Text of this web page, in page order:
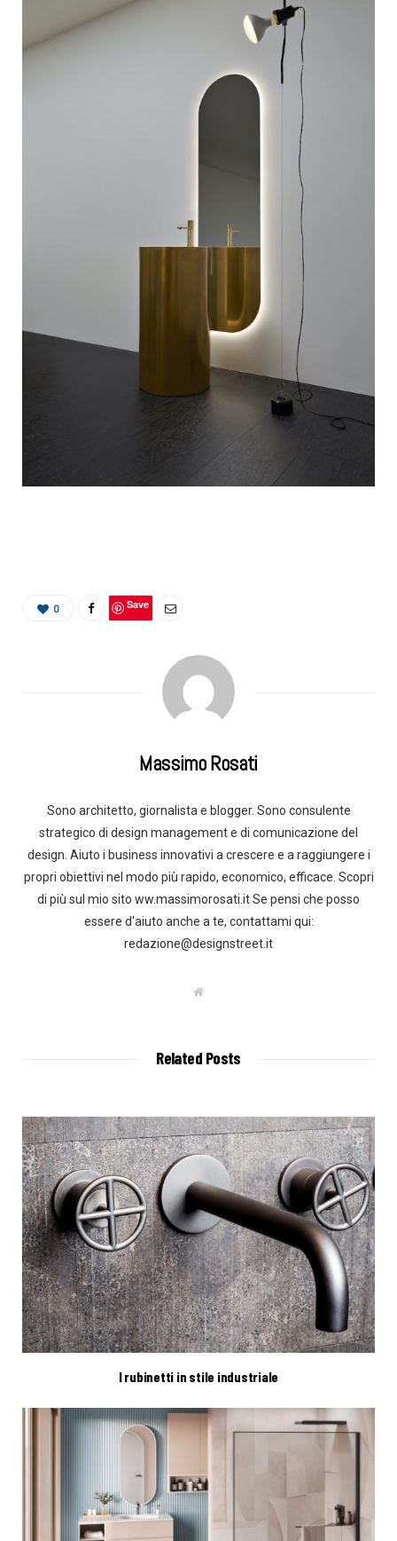
0 Save
Massimo Rosati
Sono architetto, giornalista e blogger. Sono consulente
strategico di design management e di comunicazione del
design. Aiuto i business innovativi a crescere e a raggiungere i
propri obiettivi nel modo più rapido, economico, efficace. Scopri
di più sul mio sito ww.massimorosati.it Se pensi che posso
essere d'aiuto anche a te, contattami qui:
redazione@designstreet.it
W
Related Posts
I rubinetti in stile industriale